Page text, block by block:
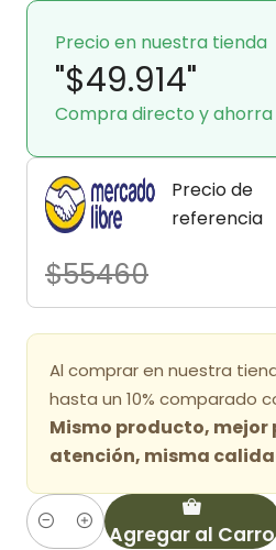
Precio en nuestra tienda
"$49.914"
Compra directo y ahorra
Precio de
referencia
$55460
Al comprar en nuestra
hasta un 10% comparado
Mismo producto, mejor
atención, misma
Cantidad Agregar al Carro